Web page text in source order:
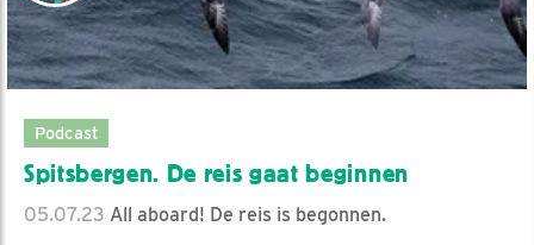
Podcast
Spitsbergen. De reis gaat beginnen
05.07.23 All aboard! De reis is begonnen.